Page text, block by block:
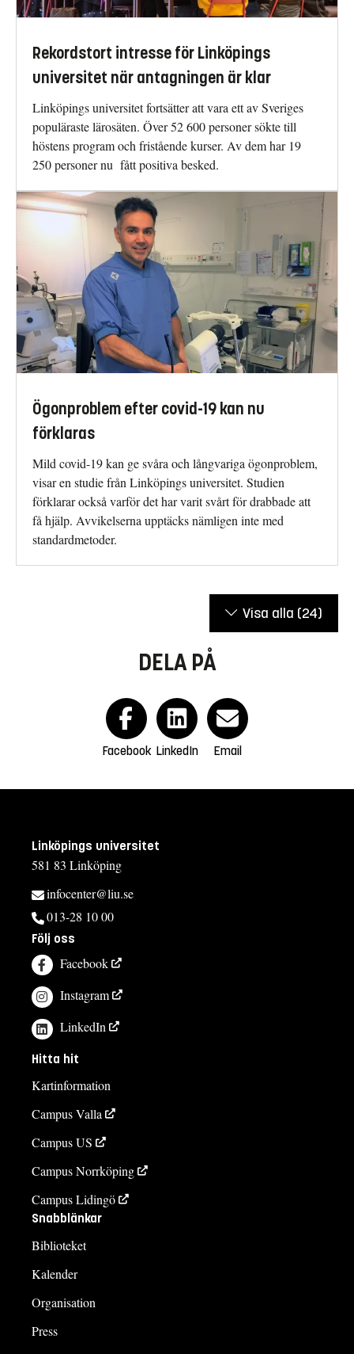
Rekordstort intresse för Linköpings
universitet när antagningen är klar
Linköpings universitet fortsätter att vara ett av Sveriges
populäraste lärosäten. Över 52 600 personer sökte till
höstens program och fristående kurser. Av dem har 19
250 personer nu fått positiva besked.
Ögonproblem efter covid-19 kan nu
förklaras
Mild covid-19 kan ge svåra och långvariga ögonproblem,
visar en studie från Linköpings universitet. Studien
förklarar också varför det har varit svårt för drabbade att
få hjälp. Avvikelserna upptäcks nämligen inte med
standardmetoder.
Visa alla (24)
DELA PÅ
Facebook LinkedIn Email
Linköpings universitet
581 83 Linköping
infocenter@liu.se
013-28 10 00
Följ oss
Facebook
Instagram
LinkedIn
Hitta hit
Kartinformation
Campus Valla
Campus US
Campus Norrköping
Campus Lidingö
Snabblänkar
Biblioteket
Kalender
Organisation
Press